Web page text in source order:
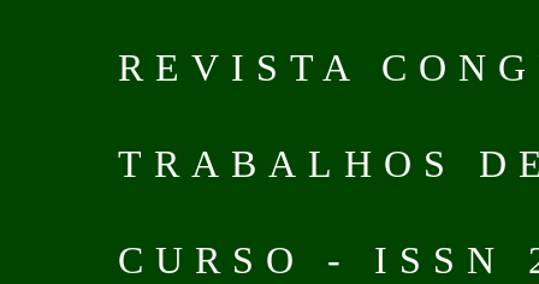
REVISTA
TRABALHOS
CURSO - ISSN